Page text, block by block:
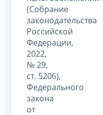
(Собрание
законодательства
Российской
Федерации,
2022,
№ 29,
ст. 5206),
Федерального
закона
от